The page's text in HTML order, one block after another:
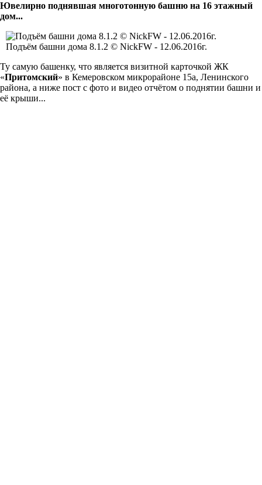
Ювелирно поднявшая многотонную башню на 16 этажный
дом...
Подъём башни дома 8.1.2 © NickFW - 12.06.2016г.
Ту самую башенку, что является визитной карточкой ЖК
«Притомский» в Кемеровском микрорайоне 15а, Ленинского
района, а ниже пост с фото и видео отчётом о поднятии башни и
её крыши...